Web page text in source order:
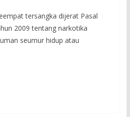
tersangka dijerat Pasal
2009 tentang narkotika
seumur hidup atau